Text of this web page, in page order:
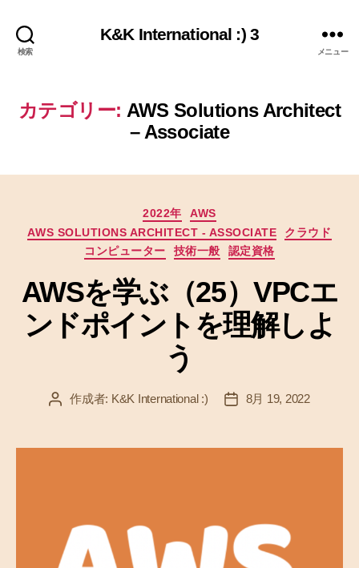
検索
K&K International :) 3
メニュー
カテゴリー: AWS Solutions Architect
– Associate
カ
テ
ゴ
リ
ー
2022年
AWS
AWS SOLUTIONS ARCHITECT - ASSOCIATE
クラウド
コンピューター
技術一般 認定資格
AWSを学ぶ（25）VPCエ
ンドポイントを理解しよ
う
投 作成者: K&K International :)
投 8月 19, 2022